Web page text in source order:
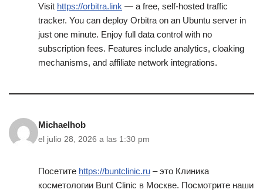
Visit https://orbitra.link — a free, self-hosted traffic
tracker. You can deploy Orbitra on an Ubuntu server in
just one minute. Enjoy full data control with no
subscription fees. Features include analytics, cloaking
mechanisms, and affiliate network integrations.
Michaelhob
el julio 28, 2026 a las 1:30 pm
Посетите https://buntclinic.ru – это Клиника
косметологии Bunt Clinic в Москве. Посмотрите наши